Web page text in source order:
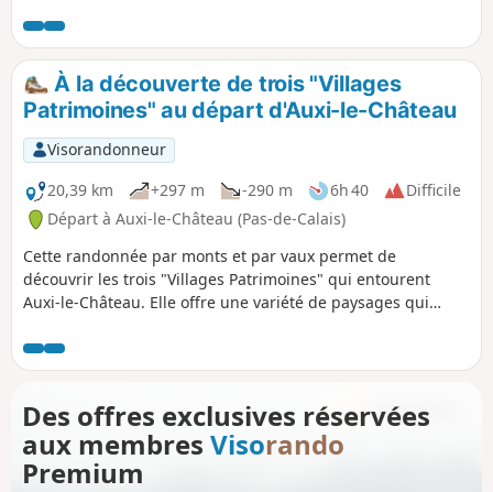
Château et son église classée du XVe siècle.
À la découverte de trois "Villages
Patrimoines" au départ d'Auxi-le-Château
Visorandonneur
20,39 km
+297 m -290 m 6h 40
Difficile
Départ à Auxi-le-Château (Pas-de-Calais)
Cette randonnée par monts et par vaux permet de
découvrir les trois "Villages Patrimoines" qui entourent
Auxi-le-Château. Elle offre une variété de paysages qui
et au respect de la diversité.
Des offres exclusives réservées
aux membres Visorando
Premium